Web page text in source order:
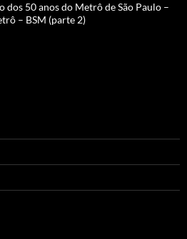
50 anos do Metrô de São Paulo –
– BSM (parte 2)